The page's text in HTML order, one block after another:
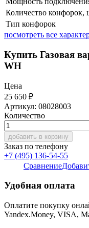
Количество конфорок,
Тип конфорок
посмотреть все
Купить Газовая
WH
Цена
25 650 ₽
Артикул: 08028003
Количество
добавить в корзину
Заказ по телефону
+7 (495) 136-54-55
Сравнение
Удобная оплата
Оплатите покупку
Yandex.Money, VISA,